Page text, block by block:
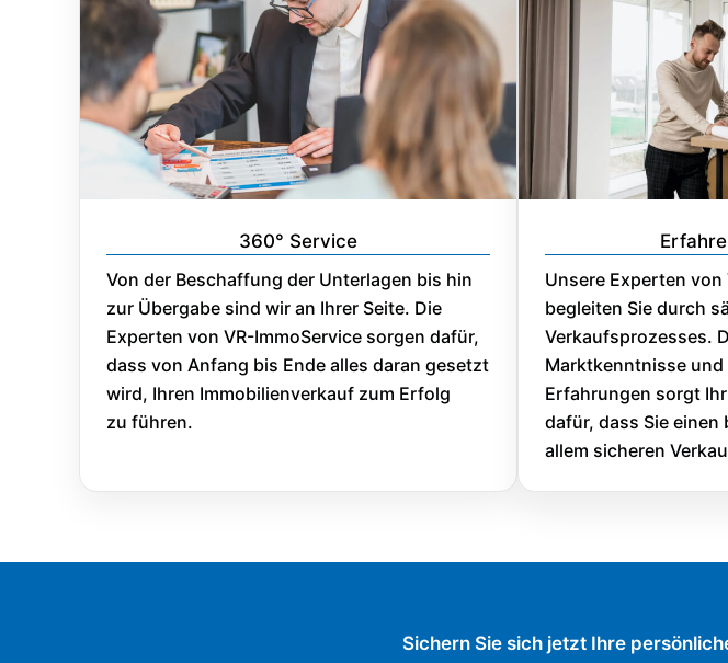
360° Service
Von der Beschaffung der Unterlagen bis hin
zur Übergabe sind wir an Ihrer Seite. Die
Experten von VR-ImmoService sorgen dafür,
dass von Anfang bis Ende alles daran gesetzt
wird, Ihren Immobilienverkauf zum Erfolg
zu führen.
Unsere Experten von
begleiten Sie durch
Verkaufsprozesses.
Marktkenntnisse
Erfahrungen sorgt
dafür, dass Sie einen
allem sicheren
Sichern Sie sich jetzt Ihre